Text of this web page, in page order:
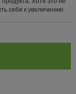
себя к увеличению